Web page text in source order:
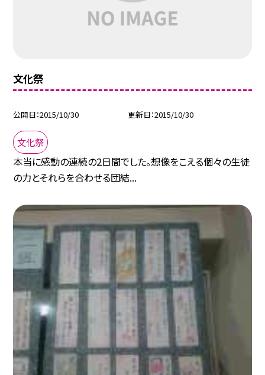
文化祭
公開日 2015/10/30 更新日 2015/10/30
文化祭
本当に感動の連続の2日間でした。想像をこえる個々の生徒
の力とそれらを合わせる団結...